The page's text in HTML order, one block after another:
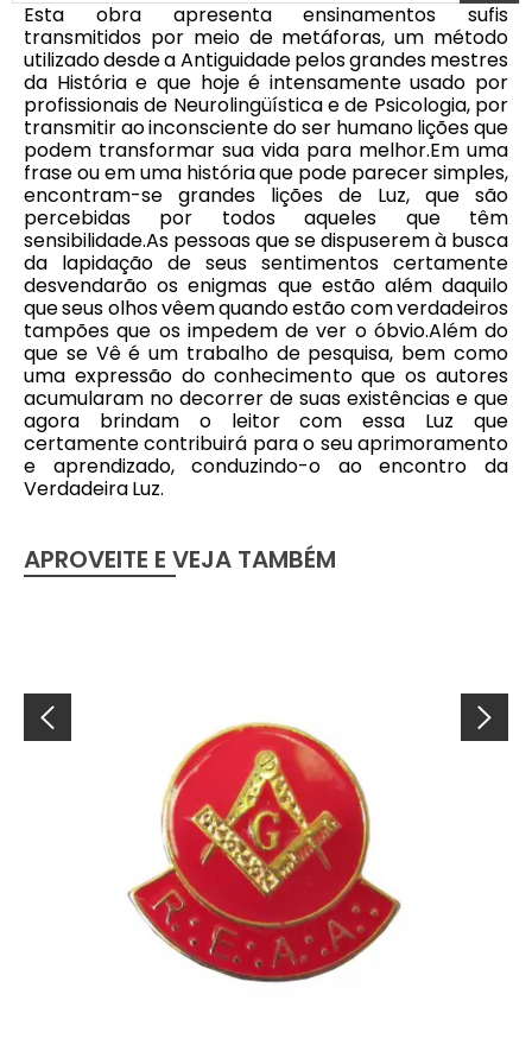
Esta obra apresenta ensinamentos sufis
transmitidos por meio de metáforas, um método
utilizado desde a Antiguidade pelos grandes mestres
da História e que hoje é intensamente usado por
profissionais de Neurolingüística e de Psicologia, por
transmitir ao inconsciente do ser humano lições que
podem transformar sua vida para melhor.Em uma
frase ou em uma história que pode parecer simples,
encontram-se grandes lições de Luz, que são
percebidas por todos aqueles que têm
sensibilidade.As pessoas que se dispuserem à busca
da lapidação de seus sentimentos certamente
desvendarão os enigmas que estão além daquilo
que seus olhos vêem quando estão com verdadeiros
tampões que os impedem de ver o óbvio.Além do
que se Vê é um trabalho de pesquisa, bem como
uma expressão do conhecimento que os autores
acumularam no decorrer de suas existências e que
agora brindam o leitor com essa Luz que
certamente contribuirá para o seu aprimoramento
e aprendizado, conduzindo-o ao encontro da
Verdadeira Luz.
APROVEITE E VEJA TAMBÉM